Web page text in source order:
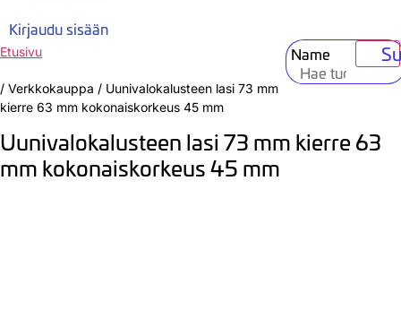
Kirjaudu sisään
Name
Etusivu
/ Verkkokauppa / Uunivalokalusteen lasi 73 mm
kierre 63 mm kokonaiskorkeus 45 mm
Uunivalokalusteen lasi 73 mm kierre 63
mm kokonaiskorkeus 45 mm